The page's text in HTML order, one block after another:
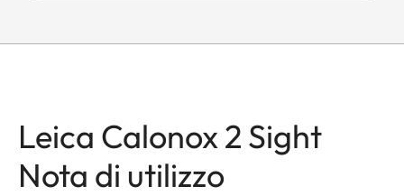
Leica Calonox 2 Sight
Nota di utilizzo